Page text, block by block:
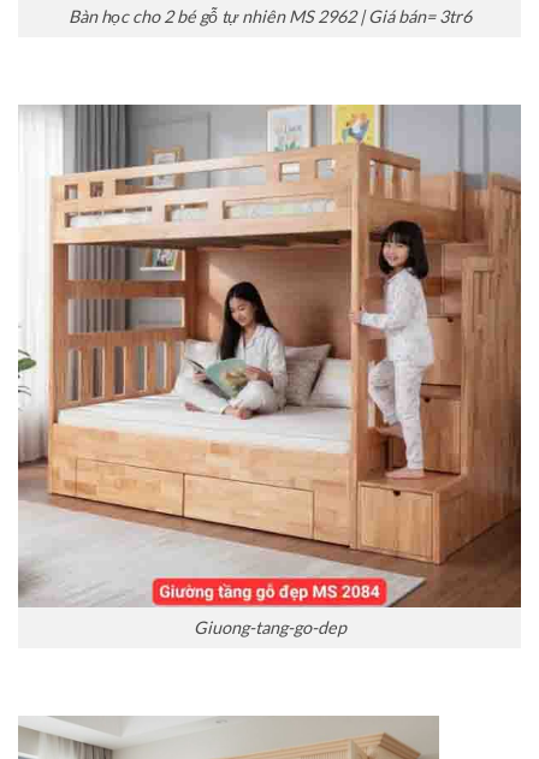
Bàn học cho 2 bé gỗ tự nhiên MS 2962 | Giá bán= 3tr6
Giuong-tang-go-dep